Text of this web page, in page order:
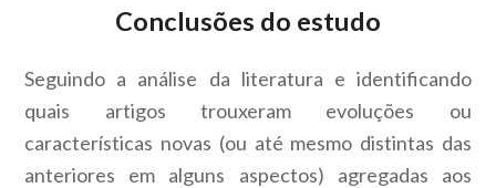
Conclusões do estudo
Seguindo a análise da literatura e identificando
quais artigos trouxeram evoluções ou
características novas (ou até mesmo distintas das
anteriores em alguns aspectos) agregadas aos